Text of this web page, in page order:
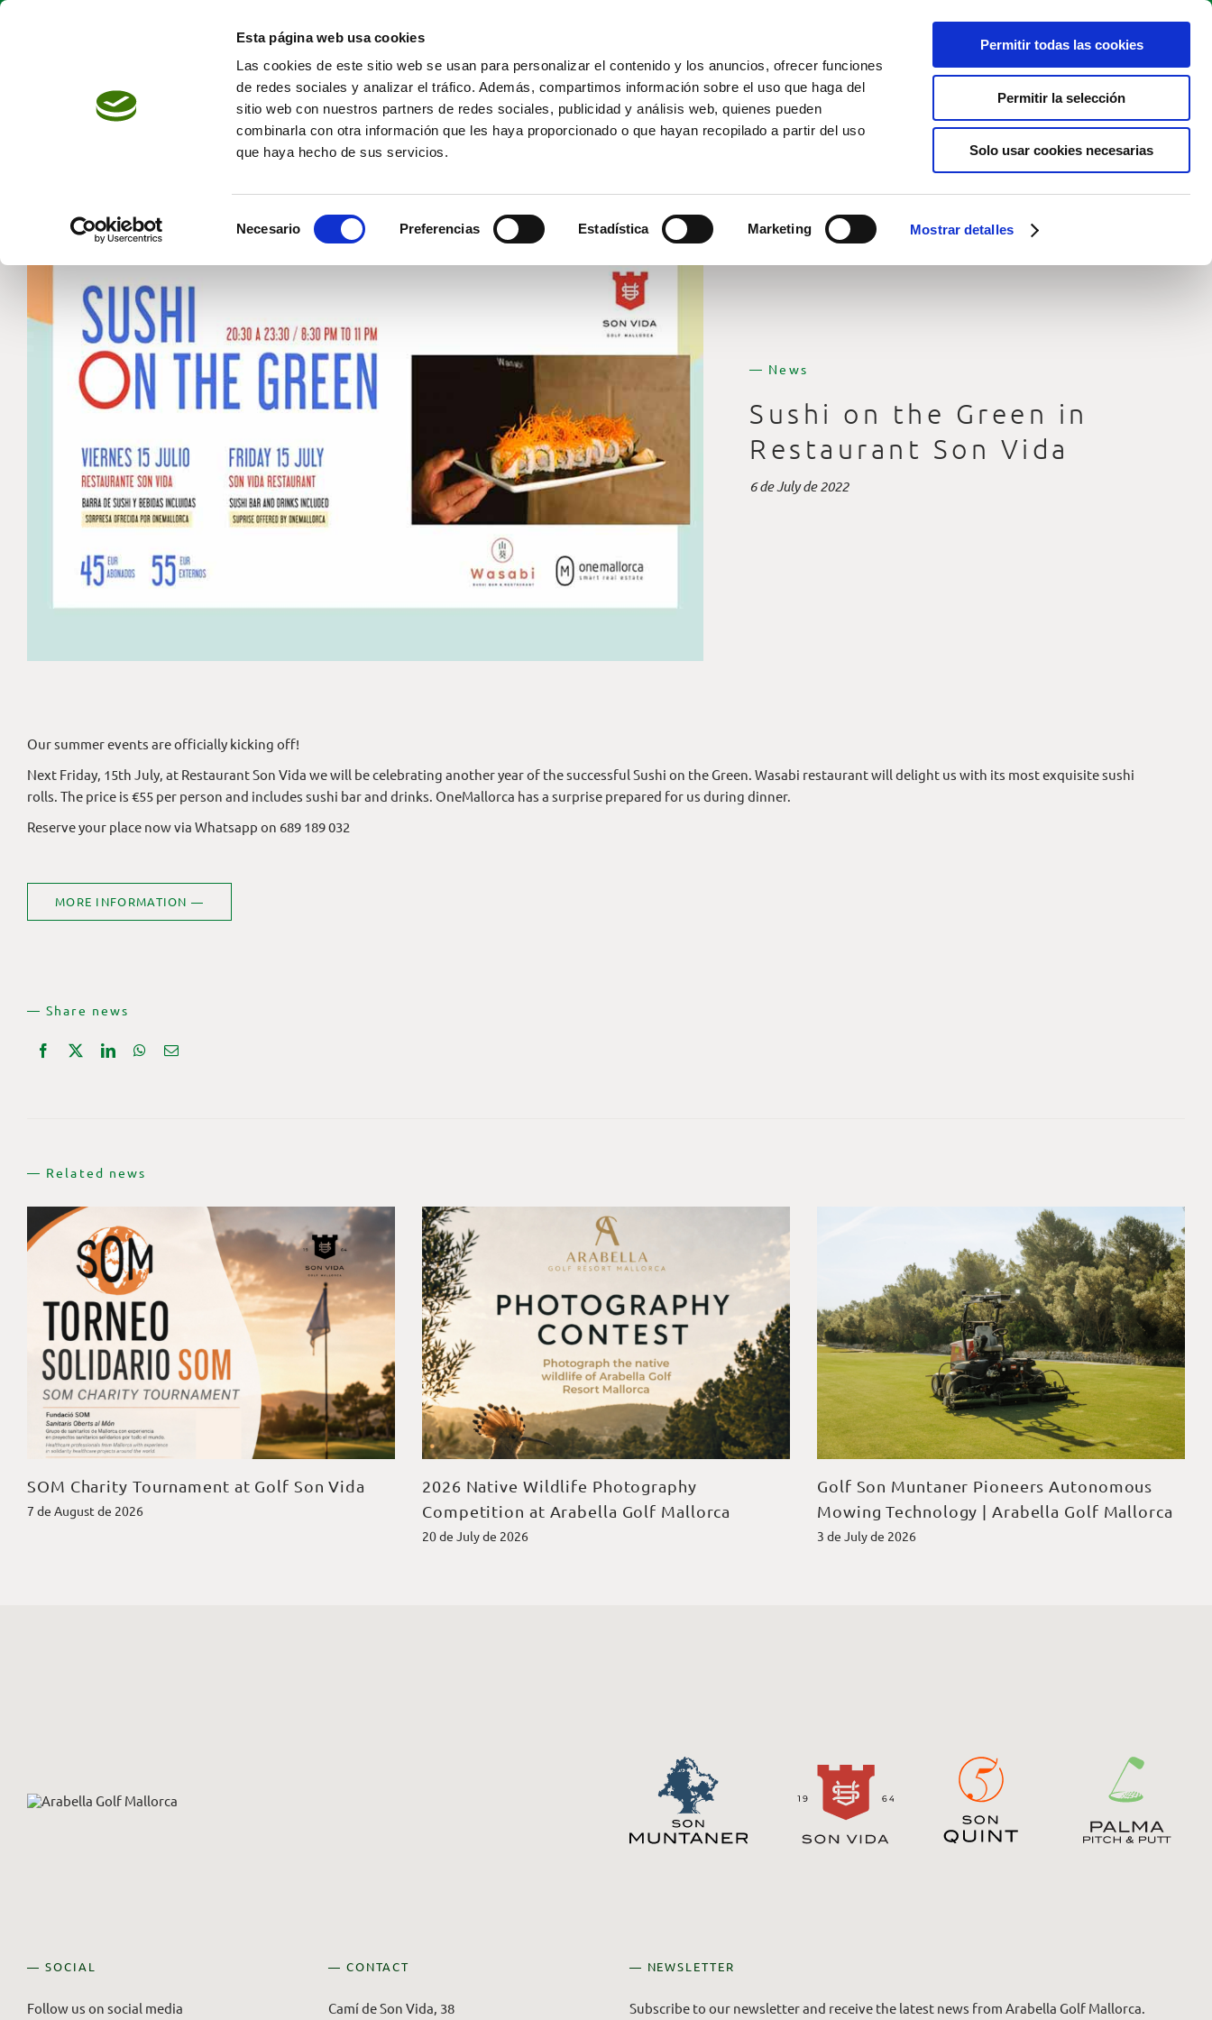
Esta página web usa cookies
Las cookies de este sitio web se usan para personalizar el contenido y los anuncios, ofrecer funciones
de redes sociales y analizar el tráfico. Además, compartimos información sobre el uso que haga del
sitio web con nuestros partners de redes sociales, publicidad y análisis web, quienes pueden
combinarla con otra información que les haya proporcionado o que hayan recopilado a partir del uso
que haya hecho de sus servicios.
Necesario Preferencias Estadística Marketing Mostrar detalles
Permitir todas las cookies
Permitir la selección
Solo usar cookies necesarias
Skip
BOOK TEE
EN
— News
Sushi on the Green in
Restaurant Son Vida
6 de July de 2022
Our summer events are officially kicking off!
Next Friday, 15th July, at Restaurant Son Vida we will be celebrating another year of the successful Sushi on the Green. Wasabi restaurant will delight us with its most exquisite sushi
rolls. The price is €55 per person and includes sushi bar and drinks. OneMallorca has a surprise prepared for us during dinner.
Reserve your place now via Whatsapp on 689 189 032
MORE INFORMATION —
— Share news
— Related news
SOM Charity Tournament at Golf Son Vida
7 de August de 2026
2026 Native Wildlife Photography
Competition at Arabella Golf Mallorca
20 de July de 2026
Golf Son Muntaner Pioneers Autonomous
Mowing Technology | Arabella Golf Mallorca
3 de July de 2026
— SOCIAL
Follow us on social media
— CONTACT
Camí de Son Vida, 38
— NEWSLETTER
Subscribe to our newsletter and receive the latest news from Arabella Golf Mallorca.